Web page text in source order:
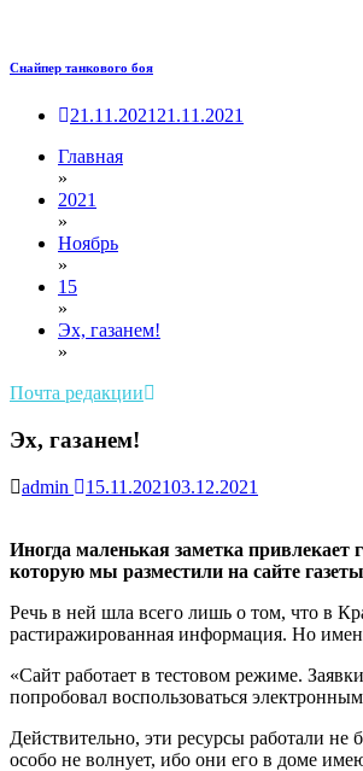
Снайпер танкового боя
21.11.2021 21.11.2021
Главная
»
2021
»
Ноябрь
»
15
»
Эх, газанем!
»
Почта редакции
Эх, газанем!
admin 15.11.202103.12.2021
Иногда маленькая заметка
которую мы разместили на сайте газеты
Речь в ней шла всего лишь о том, что в
растиражированная информация. Но
«Сайт работает в тестовом режиме.
попробовал воспользоваться
Действительно, эти ресурсы работали не
особо не волнует, ибо они его в доме